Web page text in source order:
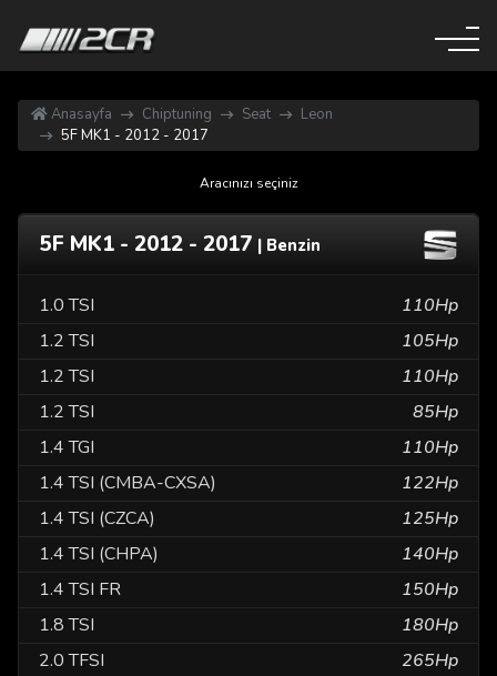
Anasayfa Chiptuning Seat
Leon
5F MK1 - 2012 - 2017
Aracınızı seçiniz
5F MK1 - 2012 - 2017 | Benzin
1.0 TSI
110Hp
1.2 TSI
105Hp
1.2 TSI
110Hp
1.2 TSI
85Hp
1.4 TGI
110Hp
1.4 TSI (CMBA-CXSA)
122Hp
1.4 TSI (CZCA)
125Hp
1.4 TSI (CHPA)
140Hp
1.4 TSI FR
150Hp
1.8 TSI
180Hp
2.0 TFSI
265Hp